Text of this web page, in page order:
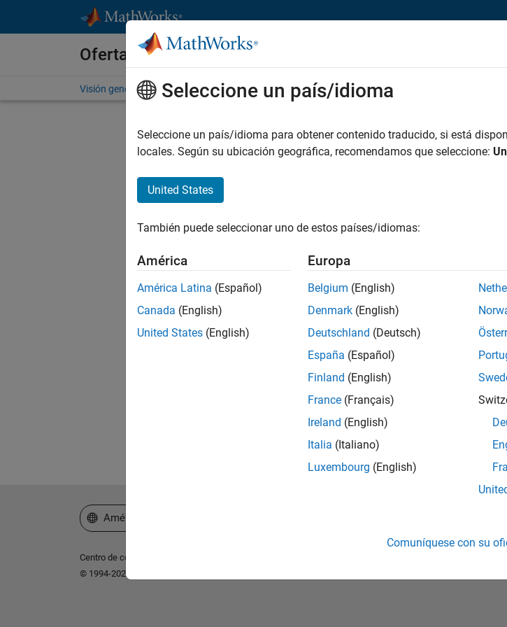
Ofertas de empleo en MathWorks
Visión general Búsqueda de empleo Oficinas locales Estudiantes y nuevas carreras
Enviar solicitud
Dirección de correo electrónico
Contraseña
Seleccione un país/idioma
Seleccione un país/idioma para obtener contenido traducido, si está
locales. Según su ubicación geográfica, recomendamos que seleccione:
United States
También puede seleccionar uno de estos países/idiomas:
América
América Latina (Español)
Canada (English)
United States (English)
Europa
Belgium (English)
Denmark (English)
Deutschland (Deutsch)
España (Español)
Finland (English)
France (Français)
Ireland (English)
Italia (Italiano)
Luxembourg (English)
Comuníquese con su
Seleccione un país/idioma
América Latina
Centro de confianza
© 1994-2026 The MathWorks, Inc.